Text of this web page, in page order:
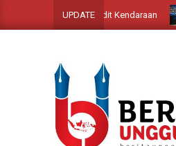
to
UPDATE
Kredit Kendaraan Lebih